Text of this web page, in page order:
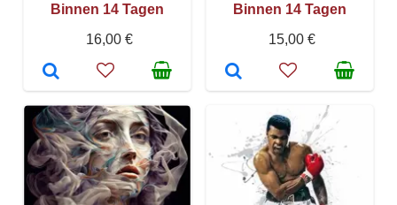
Binnen 14 Tagen
16,00 €
Binnen 14 Tagen
15,00 €